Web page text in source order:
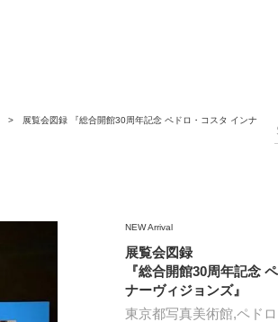
> 展覧会図録 『総合開館30周年記念 ペドロ・コスタ インナ
NEW Arrival
展覧会図録
『総合開館30周年記念
ナーヴィジョンズ』
東京都写真美術館,ペド